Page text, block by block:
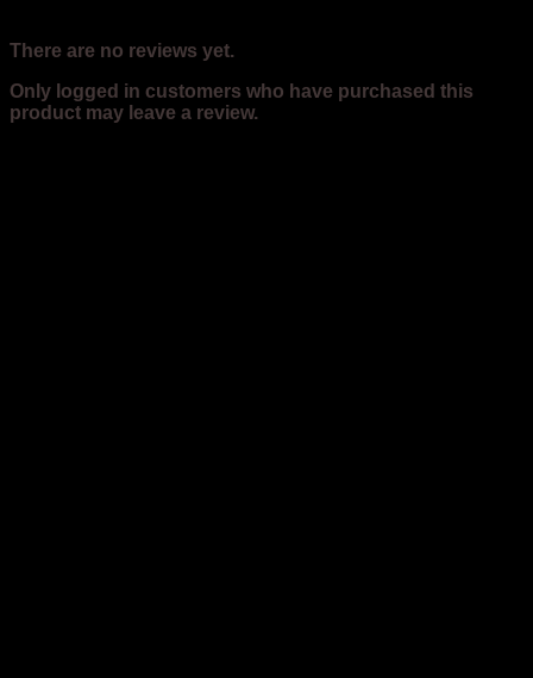
There are no reviews yet.
Only logged in customers who have purchased this
product may leave a review.